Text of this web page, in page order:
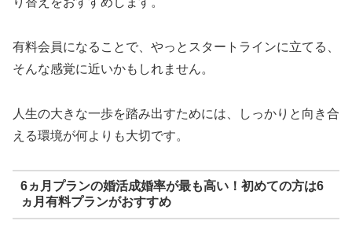
有料会員になることで、やっとスタートラインに立てる、
そんな感覚に近いかもしれません。
人生の大きな一歩を踏み出すためには、しっかりと向き合
える環境が何よりも大切です。
6ヵ月プランの婚活成婚率が最も高い！初めての方は6
ヵ月有料プランがおすすめ